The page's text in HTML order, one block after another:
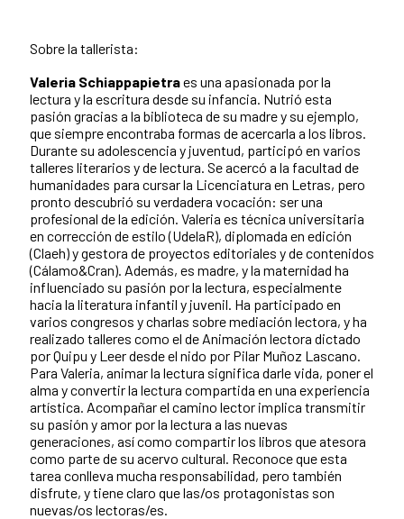
Sobre la tallerista:
Valeria Schiappapietraes una apasionada por la
lectura y la escritura desde su infancia. Nutrió esta
pasión gracias a la biblioteca de su madre y su ejemplo,
que siempre encontraba formas de acercarla a los libros.
Durante su adolescencia y juventud, participó en varios
talleres literarios y de lectura. Se acercó a la facultad de
humanidades para cursar la Licenciatura en Letras, pero
pronto descubrió su verdadera vocación: ser una
profesional de la edición. Valeria es técnica universitaria
en corrección de estilo (UdelaR), diplomada en edición
(Claeh) y gestora de proyectos editoriales y de contenidos
(Cálamo&Cran). Además, es madre, y la maternidad ha
influenciado su pasión por la lectura, especialmente
hacia la literatura infantil y juvenil. Ha participado en
varios congresos y charlas sobre mediación lectora, y ha
realizado talleres como el de Animación lectora dictado
por Quipu y Leer desde el nido por Pilar Muñoz Lascano.
Para Valeria, animar la lectura significa darle vida, poner el
alma y convertir la lectura compartida en una experiencia
artística. Acompañar el camino lector implica transmitir
su pasión y amor por la lectura a las nuevas
generaciones, así como compartir los libros que atesora
como parte de su acervo cultural. Reconoce que esta
tarea conlleva mucha responsabilidad, pero también
disfrute, y tiene claro que las/os protagonistas son
nuevas/os lectoras/es.